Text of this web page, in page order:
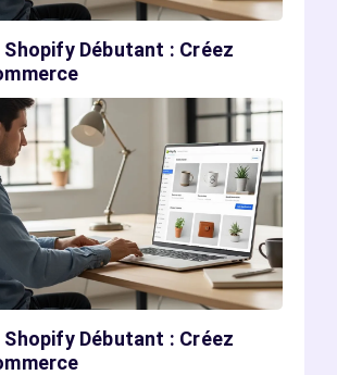
Débutant : Créez
Débutant : Créez